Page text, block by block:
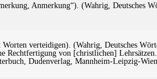
Anmerkung“). (Wahrig, Deutsches
Worten verteidigen). (Wahrig, Deutsches
Rechtfertigung von [christlichen]
Dudenverlag, Mannheim-Leipzig-